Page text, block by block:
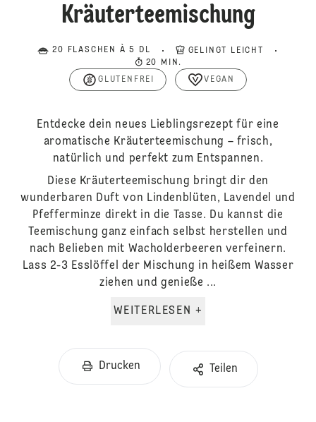
Kräuterteemischung
20 FLASCHEN À 5 DL
GELINGT LEICHT
20 MIN.
GLUTENFREI
VEGAN
Entdecke dein neues Lieblingsrezept für eine
aromatische Kräuterteemischung – frisch,
natürlich und perfekt zum Entspannen.
Diese Kräuterteemischung bringt dir den
wunderbaren Duft von Lindenblüten, Lavendel und
Pfefferminze direkt in die Tasse. Du kannst die
Teemischung ganz einfach selbst herstellen und
nach Belieben mit Wacholderbeeren verfeinern.
Lass 2-3 Esslöffel der Mischung in heißem Wasser
ziehen und genieße ...
WEITERLESEN +
Drucken Teilen